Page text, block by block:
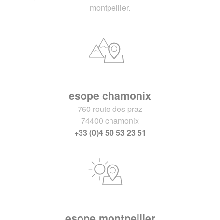
montpellier.
esope chamonix
760 route des praz
74400 chamonix
+33 (0)4 50 53 23 51